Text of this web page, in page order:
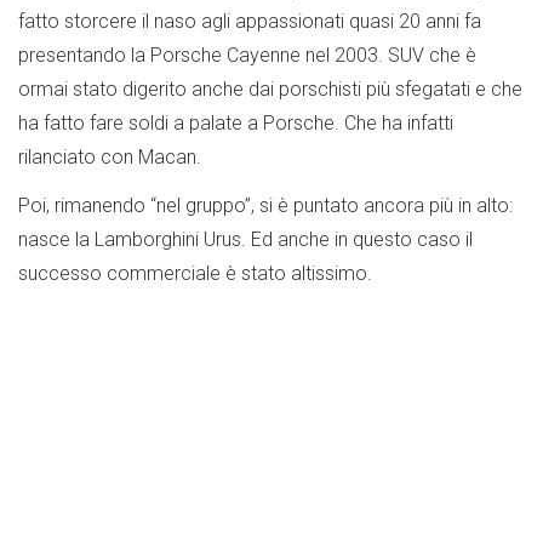
fatto storcere il naso agli appassionati quasi 20 anni fa
presentando la Porsche Cayenne nel 2003. SUV che è
ormai stato digerito anche dai porschisti più sfegatati e che
ha fatto fare soldi a palate a Porsche. Che ha infatti
rilanciato con Macan.
Poi, rimanendo “nel gruppo”, si è puntato ancora più in alto:
nasce la Lamborghini Urus. Ed anche in questo caso il
successo commerciale è stato altissimo.